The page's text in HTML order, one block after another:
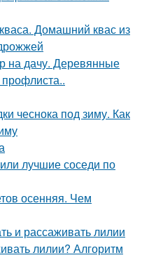
Домашний квас из
на дачу. Деревянные
профлиста..
чеснока под зиму. Как
лучшие соседи по
осенняя. Чем
и рассаживать лилии
лилии? Алгоритм